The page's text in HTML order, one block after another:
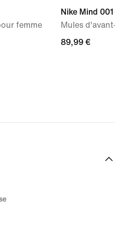
femme
Nike Mind 001
Mules d'avant-
89,99 €
89,99 €